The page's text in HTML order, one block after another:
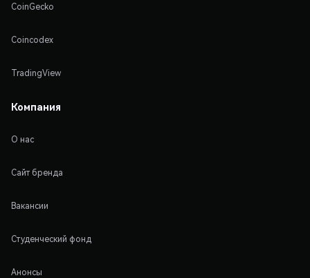
CoinGecko
Coincodex
TradingView
Компания
О нас
Сайт бренда
Вакансии
Студенческий фонд
Анонсы